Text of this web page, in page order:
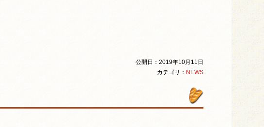
公開日：2019年10月11日
カテゴリ： NEWS